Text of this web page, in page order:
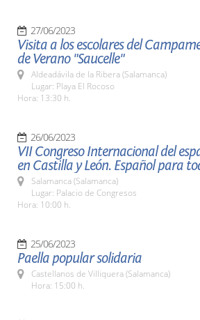
27/06/2023
Visita a los escolares del
de Verano "Saucelle"
Aldeadávila de la Ribera (Salamanca)
Lugar: Playa El Rocoso
Hora: 13:30 h.
26/06/2023
VII Congreso Internacional del
en Castilla y León. Español para
Salamanca (Salamanca)
Lugar: Palacio de Congresos
Hora: 10:00 h.
25/06/2023
Paella popular solidaria
Castellanos de Villiquera (Salamanca)
Hora: 15:00 h.